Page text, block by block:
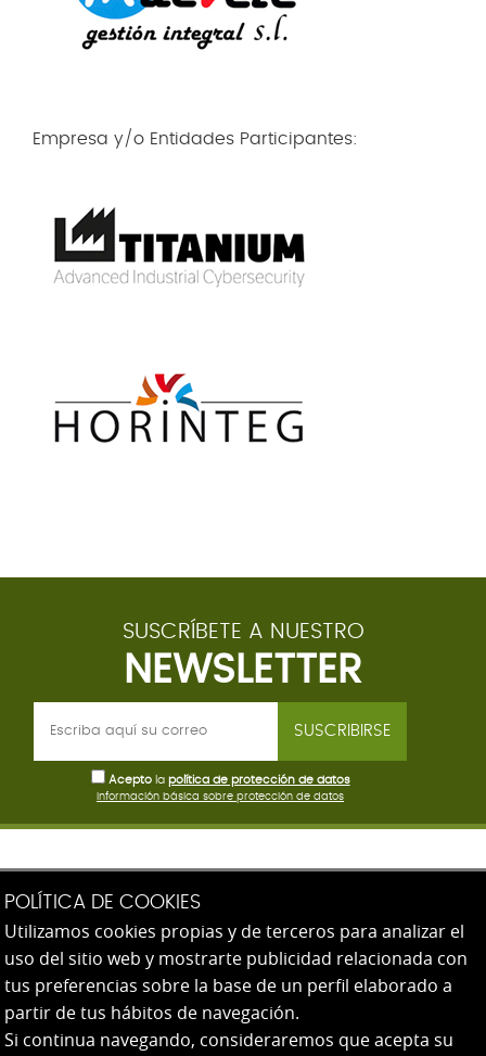
Empresa y/o Entidades Participantes:
SUSCRÍBETE A NUESTRO
NEWSLETTER
SUSCRIBIRSE
Aceptola política de protección de datos
Información básica sobre protección de datos
Paseo de Heriz 82
20008 San Sebastián (Gipuzkoa)
943 31 39 07
POLÍTICA DE COOKIES
Utilizamos cookies propias y de terceros para analizar el
uso del sitio web y mostrarte publicidad relacionada con
tus preferencias sobre la base de un perfil elaborado a
partir de tus hábitos de navegación.
Si continua navegando, consideraremos que acepta su